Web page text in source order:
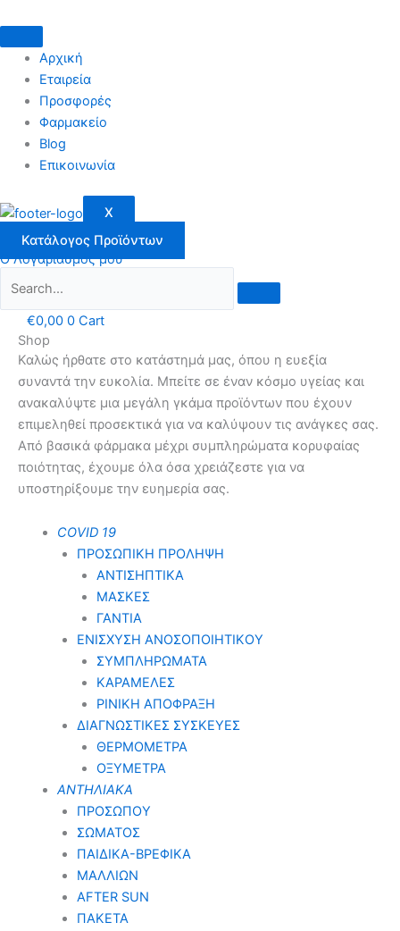
στο
περιεχόμενο
Αρχική
Εταιρεία
Προσφορές
Φαρμακείο
Blog
Επικοινωνία
X
Κατάλογος Προϊόντων
Ο Λογαριασμός μου
€0,00 0 Cart
Shop
Καλώς ήρθατε στο κατάστημά μας, όπου η ευεξία
συναντά την ευκολία. Μπείτε σε έναν κόσμο υγείας και
ανακαλύψτε μια μεγάλη γκάμα προϊόντων που έχουν
επιμεληθεί προσεκτικά για να καλύψουν τις ανάγκες σας.
Από βασικά φάρμακα μέχρι συμπληρώματα κορυφαίας
ποιότητας, έχουμε όλα όσα χρειάζεστε για να
υποστηρίξουμε την ευημερία σας.
COVID 19
ΠΡΟΣΩΠΙΚΗ ΠΡΟΛΗΨΗ
ΑΝΤΙΣΗΠΤΙΚΑ
ΜΑΣΚΕΣ
ΓΑΝΤΙΑ
ΕΝΙΣΧΥΣΗ ΑΝΟΣΟΠΟΙΗΤΙΚΟΥ
ΣΥΜΠΛΗΡΩΜΑΤΑ
ΚΑΡΑΜΕΛΕΣ
ΡΙΝΙΚΗ ΑΠΟΦΡΑΞΗ
ΔΙΑΓΝΩΣΤΙΚΕΣ ΣΥΣΚΕΥΕΣ
ΘΕΡΜΟΜΕΤΡΑ
ΟΞΥΜΕΤΡΑ
ΑΝΤΗΛΙΑΚΑ
ΠΡΟΣΩΠΟΥ
ΣΩΜΑΤΟΣ
ΠΑΙΔΙΚΑ-ΒΡΕΦΙΚΑ
ΜΑΛΛΙΩΝ
AFTER SUN
ΠΑΚΕΤΑ